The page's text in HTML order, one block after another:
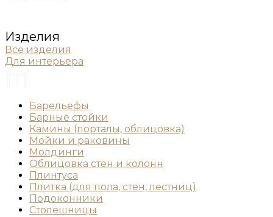
Изделия
Все изделия
Для интерьера
Барельефы
Барные стойки
Камины (порталы, облицовка)
Мойки и раковины
Молдинги
Облицовка стен и колонн
Плинтуса
Плитка (для пола, стен, лестниц)
Подоконники
Столешницы